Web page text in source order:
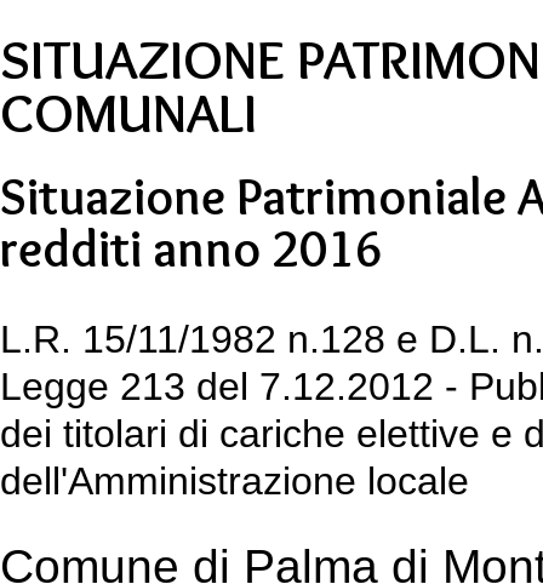
SITUAZIONE
COMUNALI
Situazione Patrimoniale
redditi anno 2016
L.R. 15/11/1982 n.128 e D.L.
Legge 213 del 7.12.2012 -
dei titolari di cariche elettive e
dell'Amministrazione locale
Comune di Palma di